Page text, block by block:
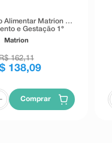
Alimentar Matrion D
e Gestação 1°
90 Comprimidos
Matrion
162,11
138,09
Comprar